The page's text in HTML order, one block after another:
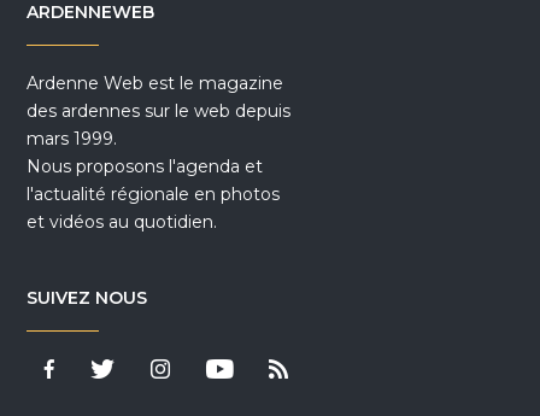
ARDENNEWEB
Ardenne Web est le magazine
des ardennes sur le web depuis
mars 1999.
Nous proposons l'agenda et
l'actualité régionale en photos
et vidéos au quotidien.
SUIVEZ NOUS